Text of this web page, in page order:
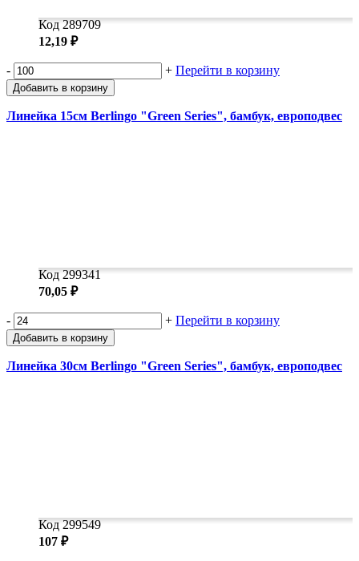
Код 289709
12,19 ₽
- + Перейти в корзину
Добавить в корзину
Линейка 15см Berlingo "Green Series", бамбук, европодвес
Код 299341
70,05 ₽
- + Перейти в корзину
Добавить в корзину
Линейка 30см Berlingo "Green Series", бамбук, европодвес
Код 299549
107 ₽